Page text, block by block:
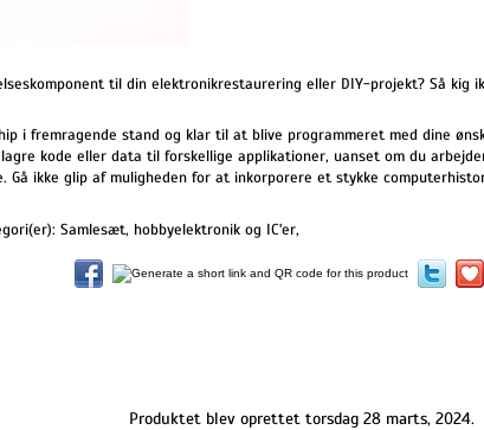
til din elektronikrestaurering eller DIY-projekt? Så kig
i fremragende stand og klar til at blive programmeret med dine
kode eller data til forskellige applikationer, uanset om du
Gå ikke glip af muligheden for at inkorporere et stykke
Samlesæt, hobbyelektronik og IC'er,
Produktet blev oprettet torsdag 28 marts, 2024.